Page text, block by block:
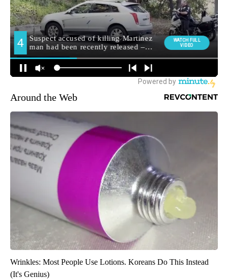
Around the Web
Wrinkles: Most People Use Lotions. Koreans Do This Instead
(It's Genius)